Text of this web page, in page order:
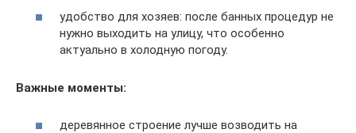
удобство для хозяев: после банных процедур не
нужно выходить на улицу, что особенно
актуально в холодную погоду.
Важные моменты:
деревянное строение лучше возводить на